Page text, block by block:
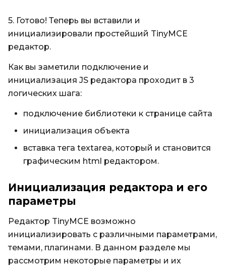
5. Готово! Теперь вы вставили и
инициализировали простейший TinyMCE
редактор.
Как вы заметили подключение и
инициализация JS редактора проходит в 3
логических шага:
подключение библиотеки к странице сайта
инициализация объекта
вставка тега textarea, который и становится
графическим html редактором.
Инициализация редактора и его
параметры
Редактор TinyMCE возможно
инициализировать с различными параметрами,
темами, плагинами. В данном разделе мы
рассмотрим некоторые параметры и их